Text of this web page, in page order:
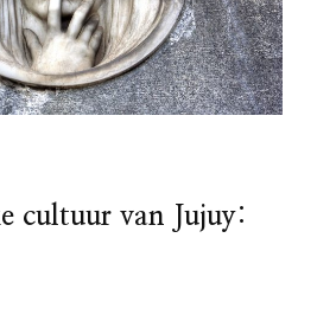
cultuur van Jujuy: